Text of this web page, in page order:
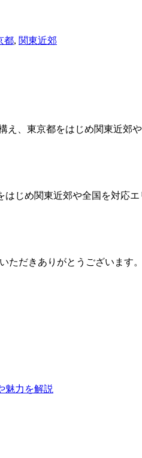
都, 関東近郊
え、東京都をはじめ関東近郊
はじめ関東近郊や全国を対応
ただきありがとうございます
魅力を解説